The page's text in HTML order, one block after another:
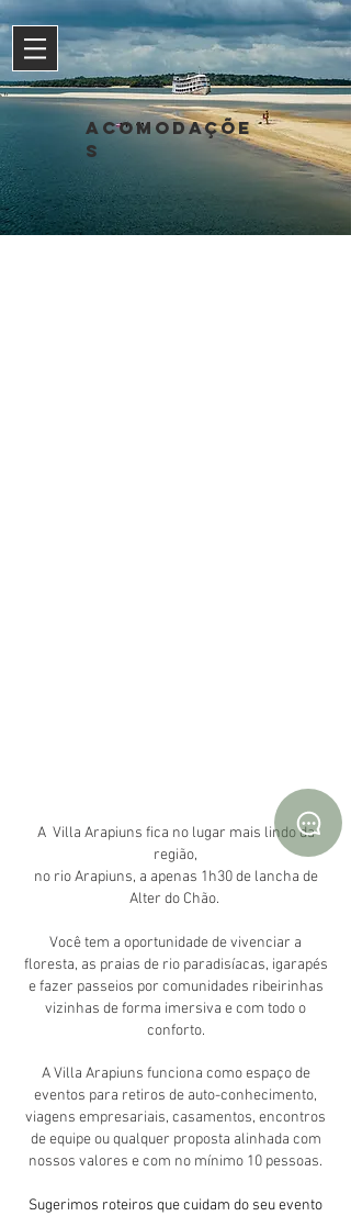
Acomodaçõe
s
A Villa Arapiuns fica no lugar mais lindo da
região,
no rio Arapiuns, a apenas 1h30 de lancha de
Alter do Chão.
Você tem a oportunidade de vivenciar a
floresta, as praias de rio paradisíacas, igarapés
e fazer passeios por comunidades ribeirinhas
vizinhas de forma imersiva e com todo o
conforto.
A Villa Arapiuns funciona como espaço de
eventos para retiros de auto-conhecimento,
viagens empresariais, casamentos, encontros
de equipe ou qualquer proposta alinhada com
nossos valores e com no mínimo 10 pessoas.
Sugerimos roteiros que cuidam do seu evento